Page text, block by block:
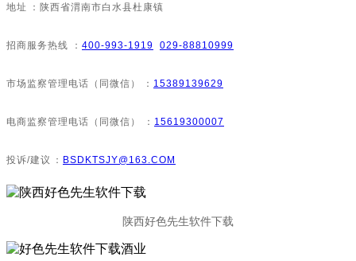
地址：陕西省渭南市白水县杜康镇
招商服务热线： 400-993-1919 029-88810999
市场监察管理电话（同微信）： 15389139629
电商监察管理电话（同微信）： 15619300007
投诉/建议： BSDKTSJY@163.COM
陕西好色先生软件下载